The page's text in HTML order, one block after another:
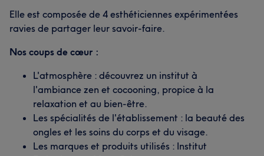
Elle est composée de 4 esthéticiennes expérimentées
ravies de partager leur savoir-faire.
Nos coups de cœur :
L'atmosphère : découvrez un institut à
l'ambiance zen et cocooning, propice à la
relaxation et au bien-être.
Les spécialités de l'établissement : la beauté des
ongles et les soins du corps et du visage.
Les marques et produits utilisés : Institut